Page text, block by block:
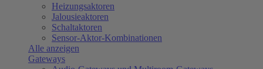
Heizungsaktoren
Jalousieaktoren
Schaltaktoren
Sensor-Aktor-Kombinationen
Alle anzeigen
Gateways